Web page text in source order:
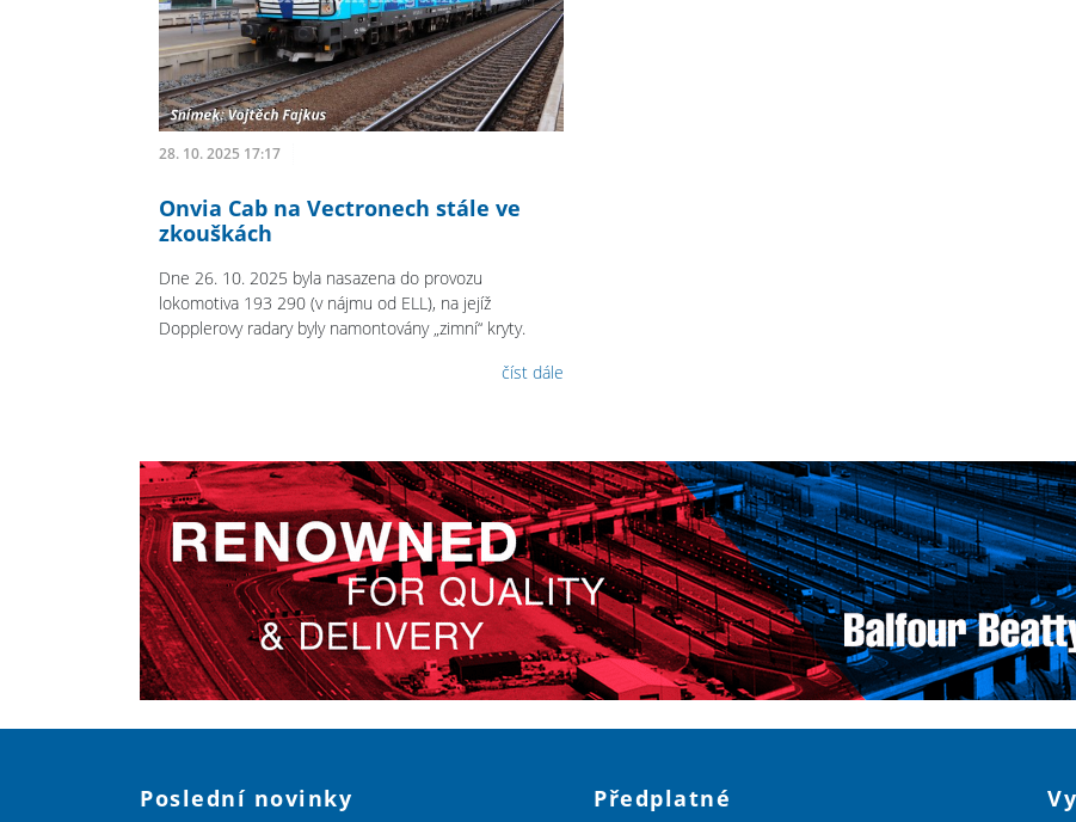
28. 10. 2025 17:17
Onvia Cab na Vectronech stále ve
zkouškách
Dne 26. 10. 2025 byla nasazena do provozu
lokomotiva 193 290 (v nájmu od ELL), na jejíž
Dopplerovy radary byly namontovány „zimní“ kryty.
číst dále
Poslední novinky Předplatné